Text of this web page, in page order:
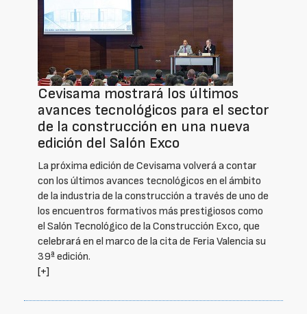
Cevisama mostrará los últimos
avances tecnológicos para el sector
de la construcción en una nueva
edición del Salón Exco
La próxima edición de Cevisama volverá a contar
con los últimos avances tecnológicos en el ámbito
de la industria de la construcción a través de uno de
los encuentros formativos más prestigiosos como
el Salón Tecnológico de la Construcción Exco, que
celebrará en el marco de la cita de Feria Valencia su
39ª edición.
[+]